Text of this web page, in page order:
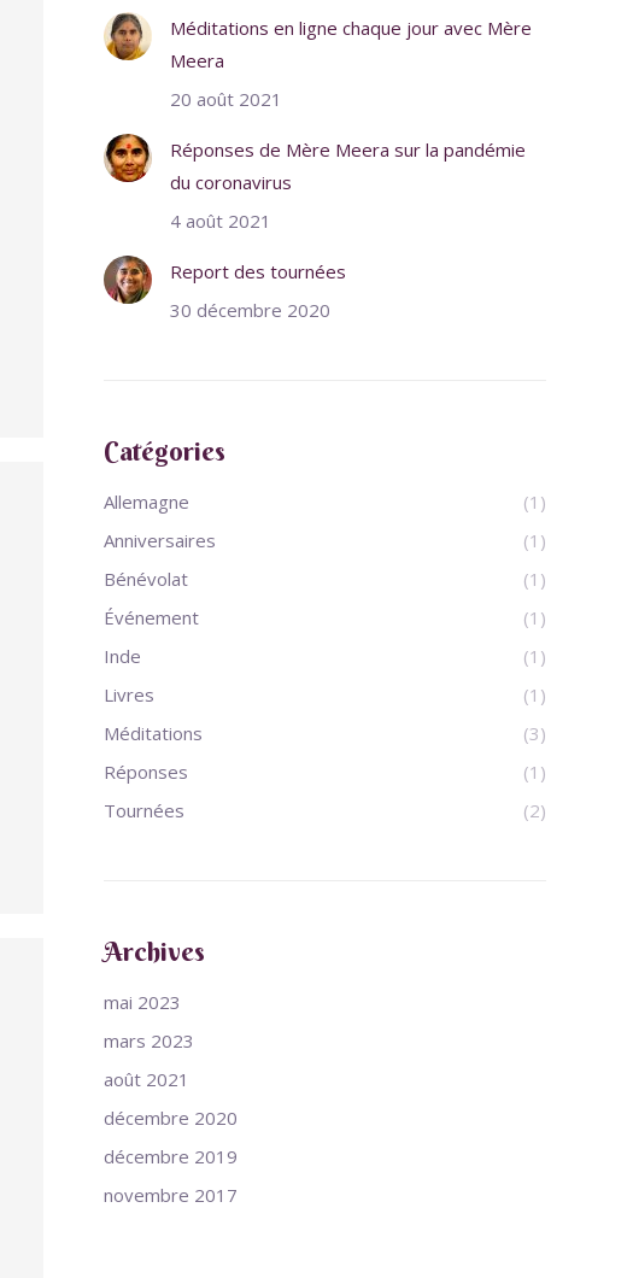
Méditations en ligne chaque jour avec Mère
Meera
20 août 2021
Réponses de Mère Meera sur la pandémie
du coronavirus
4 août 2021
Report des tournées
30 décembre 2020
Catégories
Allemagne
(1)
Anniversaires
(1)
Bénévolat
(1)
Événement
(1)
Inde
(1)
Livres
(1)
Méditations
(3)
Réponses
(1)
Tournées
(2)
Archives
mai 2023
mars 2023
août 2021
décembre 2020
décembre 2019
novembre 2017